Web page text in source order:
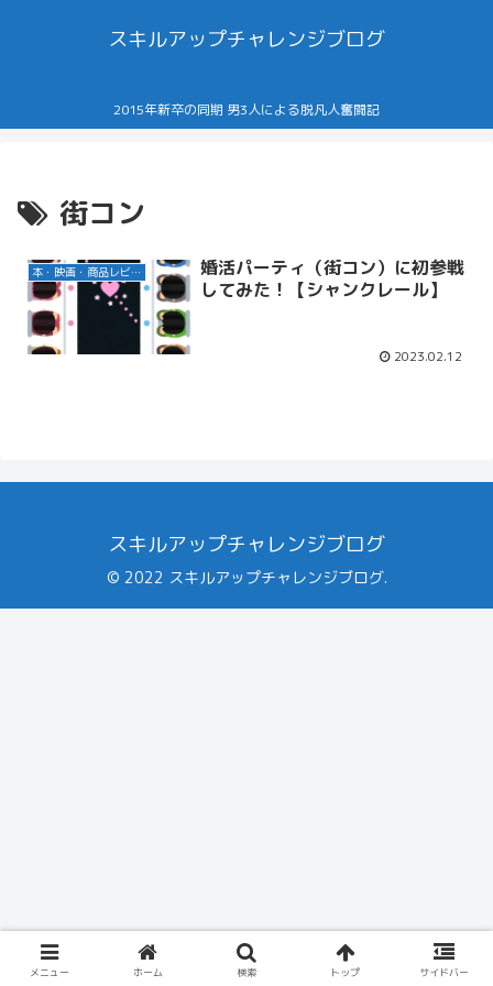
スキルアップチャレンジブログ
2015年新卒の同期 男3人による脱凡人奮闘記
街コン
本・映画・商品レビュー
婚活パーティ（街コン）に初参戦
してみた！【シャンクレール】
2023.02.12
スキルアップチャレンジブログ
© 2022 スキルアップチャレンジブログ.
メニュー ホーム 検索 トップ サイドバー